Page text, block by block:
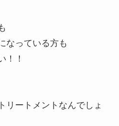
なっている方も
！！
リートメントなんでしょ